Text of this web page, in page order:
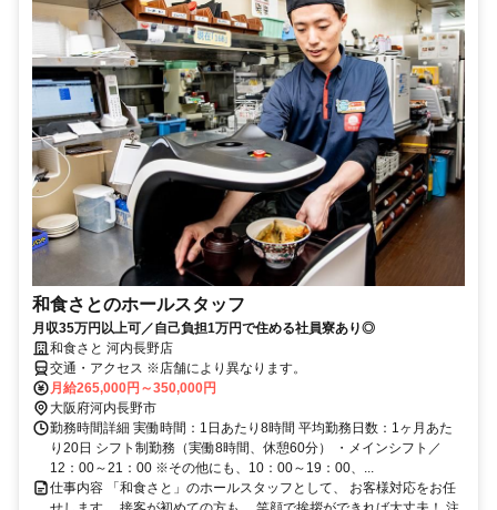
和食さとのホールスタッフ
月収35万円以上可／自己負担1万円で住める社員寮あり◎
和食さと 河内長野店
交通・アクセス ※店舗により異なります。
月給265,000円～350,000円
大阪府河内長野市
勤務時間詳細 実働時間：1日あたり8時間 平均勤務日数：1ヶ月あた
り20日 シフト制勤務（実働8時間、休憩60分） ・メインシフト／
12：00～21：00 ※その他にも、10：00～19：00、...
仕事内容 「和食さと」のホールスタッフとして、 お客様対応をお任